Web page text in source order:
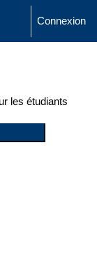
Connexion
les étudiants